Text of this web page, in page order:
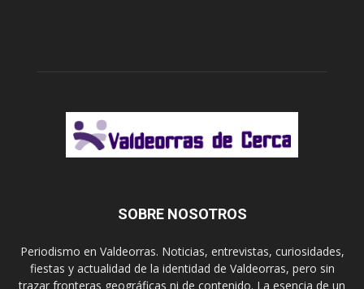
SOBRE NOSOTROS
Periodismo en Valdeorras. Noticias, entrevistas, curiosidades,
fiestas y actualidad de la identidad de Valdeorras, pero sin
trazar fronteras geográficas ni de contenido. La esencia de un